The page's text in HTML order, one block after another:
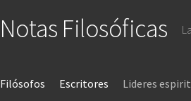
Notas Filosóficas
Filósofos Escritores Lideres